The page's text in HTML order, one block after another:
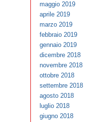
maggio 2019
aprile 2019
marzo 2019
febbraio 2019
gennaio 2019
dicembre 2018
novembre 2018
ottobre 2018
settembre 2018
agosto 2018
luglio 2018
giugno 2018